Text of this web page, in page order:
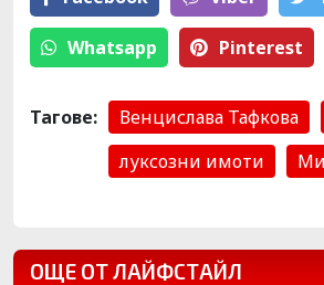
Whatsapp Pinterest
Тагове: Венцислава Тафкова
луксозни имоти
ОЩЕ ОТ ЛАЙФСТАЙЛ